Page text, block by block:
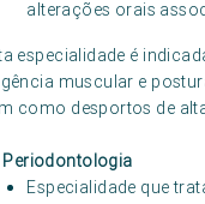
alterações orais
especialidade é
muscular e
como desportos de
Periodontologia
Especialidade que